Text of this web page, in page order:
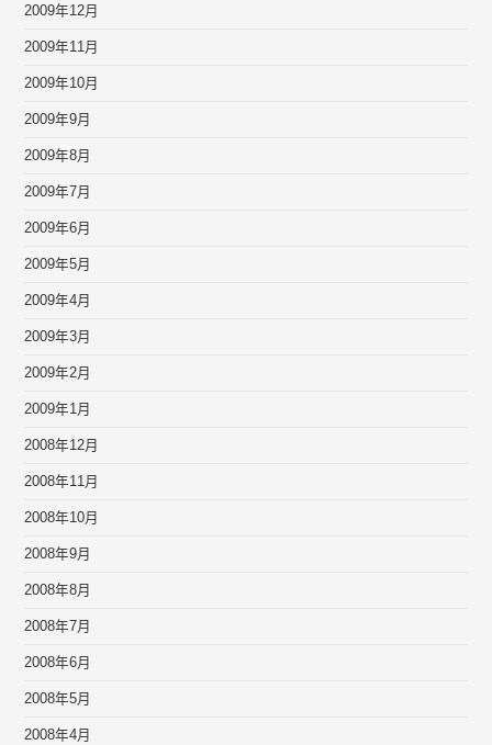
2009年12月
2009年11月
2009年10月
2009年9月
2009年8月
2009年7月
2009年6月
2009年5月
2009年4月
2009年3月
2009年2月
2009年1月
2008年12月
2008年11月
2008年10月
2008年9月
2008年8月
2008年7月
2008年6月
2008年5月
2008年4月